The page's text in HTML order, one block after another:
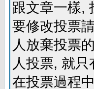
跟文章一樣,
要修改投票
人放棄投票
人投票, 就
在投票過程